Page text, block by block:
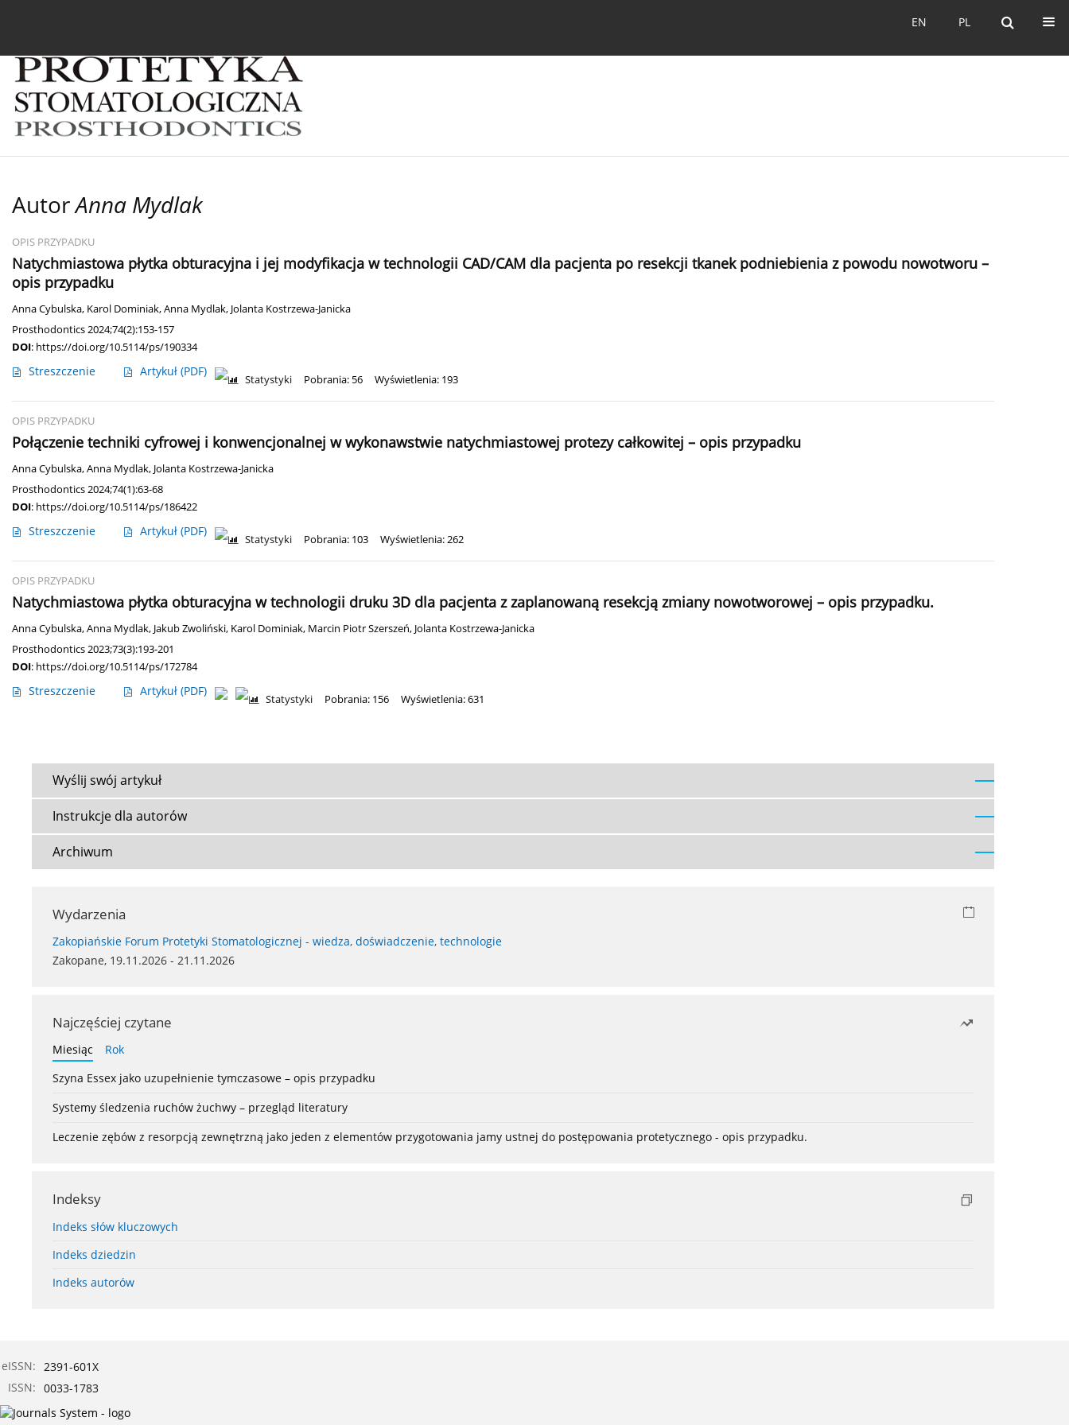
PL
EN PL
EN
AutorAnna Mydlak
OPIS PRZYPADKU
Natychmiastowa płytka obturacyjna i jej modyfikacja w technologii CAD/CAM dla pacjenta po resekcji tkanek podniebienia z powodu nowotworu –
opis przypadku
Anna Cybulska, Karol Dominiak,Anna Mydlak, Jolanta Kostrzewa-Janicka
Prosthodontics 2024;74(2):153-157
DOI: https://doi.org/10.5114/ps/190334
Streszczenie Artykuł (PDF)
Statystyki Pobrania: 56 Wyświetlenia: 193
OPIS PRZYPADKU
Połączenie techniki cyfrowej i konwencjonalnej w wykonawstwie natychmiastowej protezy całkowitej – opis przypadku
Anna Cybulska,Anna Mydlak, Jolanta Kostrzewa-Janicka
Prosthodontics 2024;74(1):63-68
DOI: https://doi.org/10.5114/ps/186422
Streszczenie Artykuł (PDF)
Statystyki Pobrania: 103 Wyświetlenia: 262
OPIS PRZYPADKU
Natychmiastowa płytka obturacyjna w technologii druku 3D dla pacjenta z zaplanowaną resekcją zmiany nowotworowej – opis przypadku.
Anna Cybulska,Anna Mydlak, Jakub Zwoliński, Karol Dominiak, Marcin Piotr Szerszeń, Jolanta Kostrzewa-Janicka
Prosthodontics 2023;73(3):193-201
DOI: https://doi.org/10.5114/ps/172784
Streszczenie Artykuł (PDF)
Statystyki Pobrania: 156 Wyświetlenia: 631
Wyślij swój artykuł
Instrukcje dla autorów
Archiwum
Wydarzenia
Zakopiańskie Forum Protetyki Stomatologicznej - wiedza, doświadczenie, technologie
Zakopane, 19.11.2026 - 21.11.2026
Najczęściej czytane
Miesiąc
Rok
Szyna Essex jako uzupełnienie tymczasowe – opis przypadku
Systemy śledzenia ruchów żuchwy – przegląd literatury
Leczenie zębów z resorpcją zewnętrzną jako jeden z elementów przygotowania jamy ustnej do postępowania protetycznego - opis przypadku.
Indeksy
Indeks słów kluczowych
Indeks dziedzin
Indeks autorów
eISSN: 2391-601X
ISSN: 0033-1783